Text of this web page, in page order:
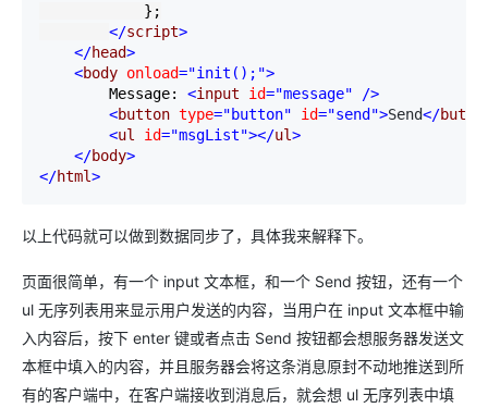
            };
</script>
</head>
<body onload="init();">
        Message:
<input id="message"
/>
<button type="button" id="send">Send</
<ul id="msgList"></ul>
</body>
</html>
以上代码就可以做到数据同步了，具体我来解释下。
页面很简单，有一个 input 文本框，和一个 Send 按钮，还有一个
ul 无序列表用来显示用户发送的内容，当用户在 input 文本框中输
入内容后，按下 enter 键或者点击 Send 按钮都会想服务器发送文
本框中填入的内容，并且服务器会将这条消息原封不动地推送到所
有的客户端中，在客户端接收到消息后，就会想 ul 无序列表中填